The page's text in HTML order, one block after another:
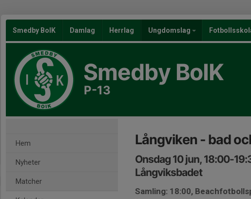
Smedby BoIK Damlag Herrlag Ungdomslag
Smedby BoIK
P-13
Hem
Nyheter
Matcher
Långviken - bad
Onsdag 10 jun, 18:00-
Långviksbadet
Samling: 18:00,